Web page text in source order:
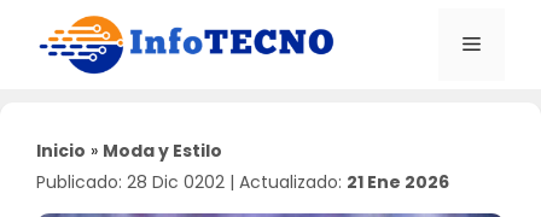
contenido
Menú
Inicio » Moda y Estilo
Publicado: 28 Dic 0202 | Actualizado: 21 Ene 2026